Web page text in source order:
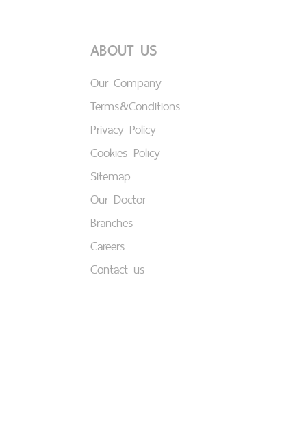
ABOUT US
Our Company
Terms&Conditions
Privacy Policy
Cookies Policy
Sitemap
Our Doctor
Branches
Careers
Contact us